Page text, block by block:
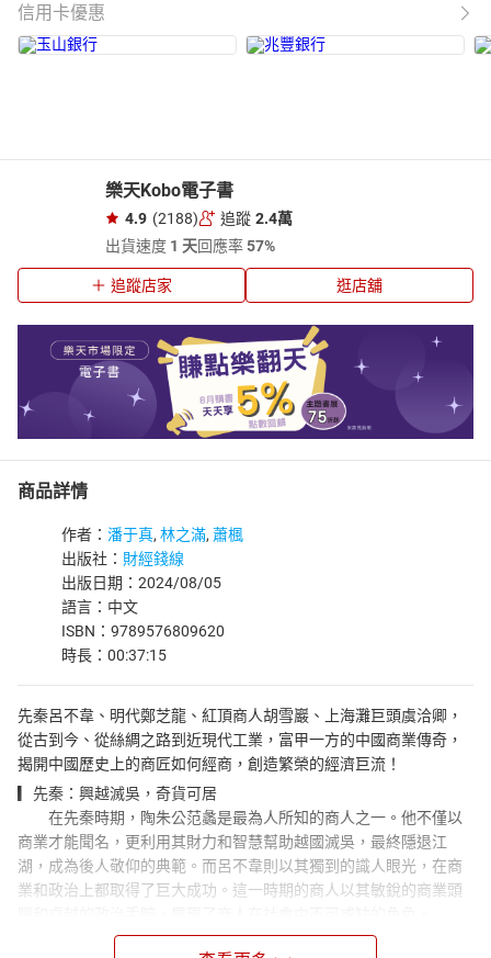
信用卡優惠
樂天Kobo電子書
4.9 (2188) 追蹤 2.4萬
出貨速度 1 天回應率57%
追蹤店家 逛店舖
商品詳情
作者： 潘于真, 林之滿, 蕭楓
出版社： 財經錢線
出版日期：2024/08/05
語言：中文
ISBN：9789576809620
時長：00:37:15
先秦呂不韋、明代鄭芝龍、紅頂商人胡雪巖、上海灘巨頭虞洽卿，
從古到今、從絲綢之路到近現代工業，富甲一方的中國商業傳奇，
揭開中國歷史上的商匠如何經商，創造繁榮的經濟巨流！
▎先秦：興越滅吳，奇貨可居
在先秦時期，陶朱公范蠡是最為人所知的商人之一。他不僅以
商業才能聞名，更利用其財力和智慧幫助越國滅吳，最終隱退江
湖，成為後人敬仰的典範。而呂不韋則以其獨到的識人眼光，在商
業和政治上都取得了巨大成功。這一時期的商人以其敏銳的商業頭
▎明清：傳奇時代，商界政壇兩棲